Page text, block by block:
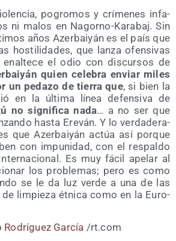
pogro­mos y crí­me­nes infa­
ni malos en Nagorno-Kara­baj. Sin
años Azer­bai­yán es el país que
hos­ti­li­da­des, que lan­za ofen­si­vas
el odio con dis­cur­sos de
quien cele­bra enviar miles
un peda­zo de tie­rra que, si bien la
en la últi­ma línea defen­si­va de
no sig­ni­fi­ca nada… a no ser que
has­ta Ere­ván. Y lo ver­da­de­ra­
que Azer­bai­yán actúa así por­que
con impu­ni­dad, con el res­pal­do
Es muy fácil ape­lar al
los pro­ble­mas; pero es como
se le da luz ver­de a una de las
lim­pie­za étni­ca como en la Euro­
Rodrí­guez Gar­cía /rt.com